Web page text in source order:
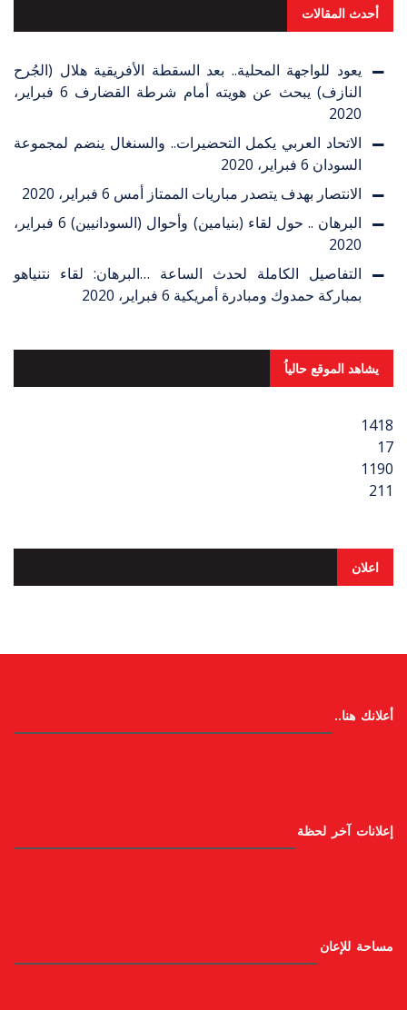
أحدث المقالات
يعود للواجهة المحلية.. بعد السقطة الأفريقية هلال (الجُرح
النازف) يبحث عن هويته أمام شرطة القضارف
6 فبراير،
2020
الاتحاد العربي يكمل التحضيرات.. والسنغال ينضم لمجموعة
السودان 6 فبراير، 2020
الانتصار بهدف يتصدر مباريات الممتاز أمس 6 فبراير، 2020
البرهان .. حول لقاء (بنيامين) وأحوال (السودانيين)
6 فبراير،
2020
التفاصيل الكاملة لحدث الساعة …البرهان: لقاء نتنياهو
بمباركة حمدوك ومبادرة أمريكية 6 فبراير، 2020
يشاهد الموقع حالياُ
1418
17
1190
211
اعلان
أعلانك هنا..
إعلانات آخر لحظة
مساحة للإعان